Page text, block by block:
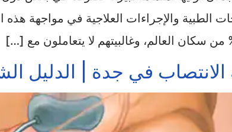
الطبية والإجراءات العلاجية في مواجهة
الانتصاب في جدة | الدليل